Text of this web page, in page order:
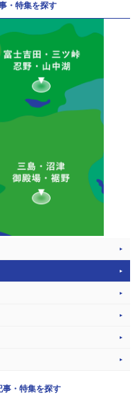
・特集を探す
事・特集を探す